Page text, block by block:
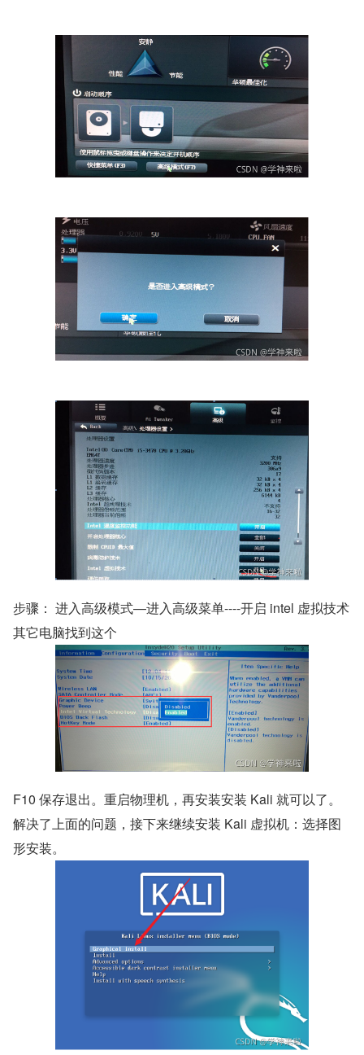
步骤： 进入高级模式—进入高级菜单----开启 intel 虚拟技术
其它电脑找到这个
F10 保存退出。重启物理机，再安装安装 Kali 就可以了。
解决了上面的问题，接下来继续安装 Kali 虚拟机：选择图
形安装。